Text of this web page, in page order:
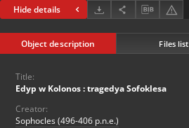
Hide details
Object description Files list
Title:
Edyp w Kolonos : tragedya Sofoklesa
Creator:
Sophocles (496-406 p.n.e.)